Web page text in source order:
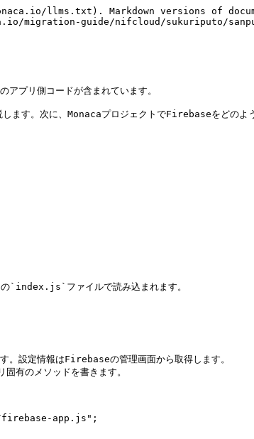
llms.txt). Markdown versions of
migration-guide/nifcloud/sukuriputo/
プリ側コードが含まれています。
す。次に、MonacaプロジェクトでFirebaseをどのよう
ファイルで読み込まれます。
app.js";